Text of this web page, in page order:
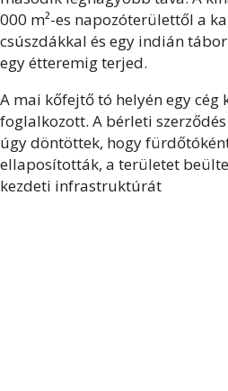
000 m²-es napozóterülettől a
csúszdákkal és egy indián
egy étteremig terjed.
A mai kőfejtő tó helyén egy cég
foglalkozott. A bérleti
úgy döntöttek, hogy
ellaposították, a területet
kezdeti infrastruktúrát